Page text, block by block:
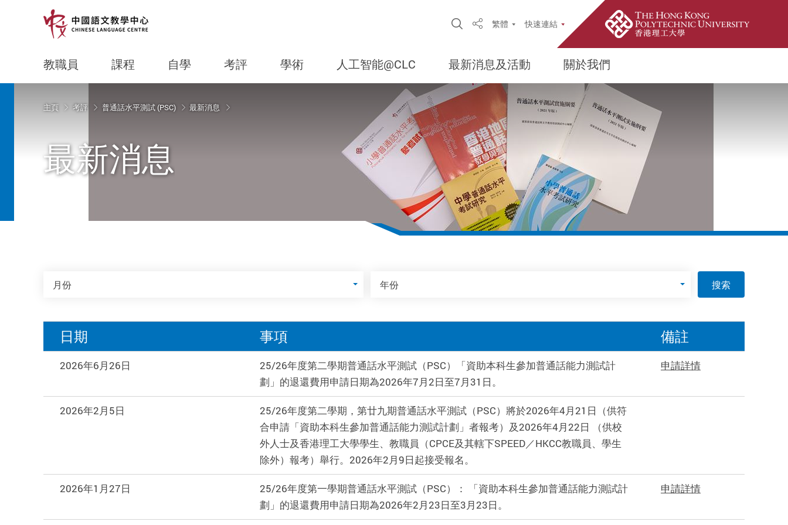
Open Site Search Popup
Share繁體 快速連結
教職員 課程 自學 考評 學術 人工智能@CLC 最新消息及活動 關於我們
主頁 考評 普通話水平測試 (PSC) 最新消息
最新消息
月份 年份 搜索
日期 事項 備註
2026年6月26日
25/26年度第二學期普通話水平測試（PSC）「資助本科生參加普通話能力測試計
劃」的退還費用申請日期為2026年7月2日至7月31日。
申請詳情
2026年2月5日
25/26年度第二學期，第廿九期普通話水平測試（PSC）將於2026年4月21日（供符
合申請「資助本科生參加普通話能力測試計劃」者報考）及2026年4月22日 （供校
外人士及香港理工大學學生、教職員（CPCE及其轄下SPEED／HKCC教職員、學生
除外）報考）舉行。2026年2月9日起接受報名。
2026年1月27日
25/26年度第一學期普通話水平測試（PSC）： 「資助本科生參加普通話能力測試計
劃」的退還費用申請日期為2026年2月23日至3月23日。
申請詳情